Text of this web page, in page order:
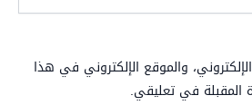
والموقع الإلكتروني في هذا
المقبلة في تعليقي.